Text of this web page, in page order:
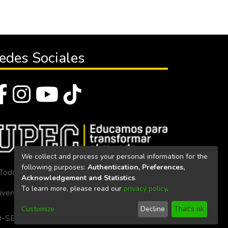
Sociales
los derechos reservados 2023
Politécnica Estatal del Carchi
SE-33-CACES-2020
We collect and process your personal information for the
following purposes: Authentication, Preferences,
Acknowledgement and Statistics.
To learn more, please read our privacy policy.
Customize Decline That's ok